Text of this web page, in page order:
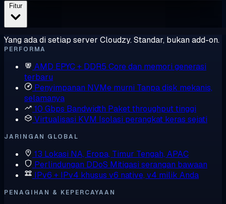
Fitur
Yang ada di setiap server Cloudzy. Standar, bukan add-on.
PERFORMA
AMD EPYC + DDR5 Core dan memori generasi
terbaru
Penyimpanan NVMe murni Tanpa disk mekanis,
selamanya
10 Gbps Bandwidth Paket throughput tinggi
Virtualisasi KVM Isolasi perangkat keras sejati
JARINGAN GLOBAL
13 Lokasi NA, Eropa, Timur Tengah, APAC
Perlindungan DDoS Mitigasi serangan bawaan
IPv6 + IPv4 khusus v6 native, v4 milik Anda
PENAGIHAN & KEPERCAYAAN